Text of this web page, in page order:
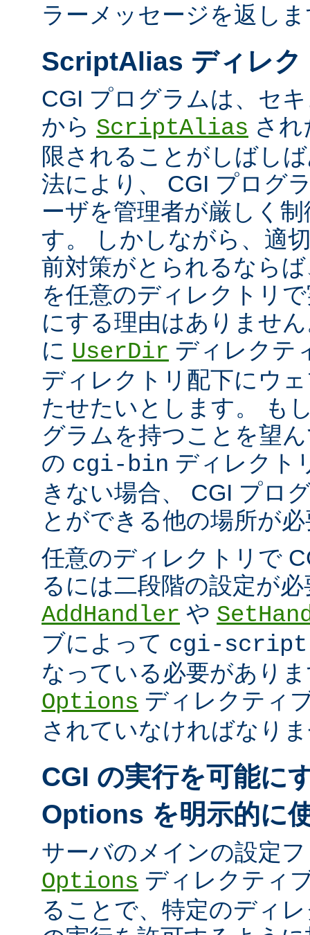
ラーメッセージを返し
ScriptAlias ディレク
CGI プログラムは、セ
から ScriptAlias さ
限されることがしばし
法により、 CGI プログ
ーザを管理者が厳しく
す。 しかしながら、適
前対策がとられるなら
を任意のディレクトリ
にする理由はありませ
に UserDir ディレクテ
ディレクトリ配下にウ
たせたいとします。 も
グラムを持つことを望
の cgi-bin ディレクト
きない場合、 CGI プロ
とができる他の場所が
任意のディレクトリで
るには二段階の設定が
AddHandler や
ブによって cgi-script
なっている必要があり
Options ディレクティ
されていなければなり
CGI の実行を可能に
Options を明示的に
サーバのメインの設定
Options ディレクティ
ることで、特定のディ